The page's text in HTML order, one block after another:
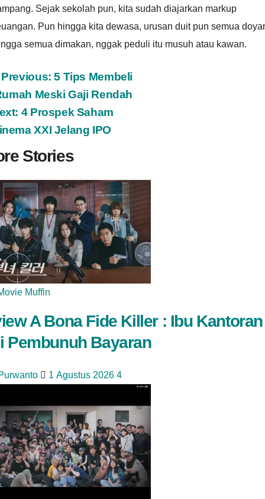
Sejak sekolah pun, kita sudah diajarkan markup
Pun hingga kita dewasa, urusan duit pun semua
semua dimakan, nggak peduli itu musuh atau kawan.
Previous:5 Tips Membeli
Meski Gaji Rendah
4 Prospek Saham
XXI Jelang IPO
Stories
Muffin
A Bona Fide Killer : Ibu Kantoran
Pembunuh Bayaran
1 Agustus 2026 4